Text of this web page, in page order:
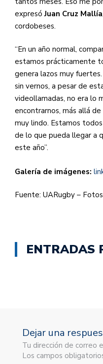
expresóJuan Cruz Mallía
cordobeses.
“En un año normal,
estamos prácticamente
genera lazos muy
sin vernos, a pesar de
videollamadas, no era lo
encontrarnos, más allá
muy lindo. Estamos
de lo que pueda llegar a
este año”.
Galería de imágenes:
Fuente: UARugby –
ENTRADAS
Dejar una
Tu dirección de correo
Los campos